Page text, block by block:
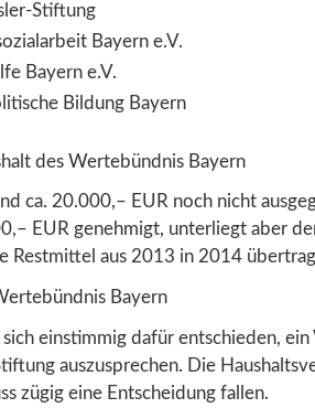
Stiftung
Bayern e.V.
Bayern e.V.
Bildung Bayern
des Wertebündnis Bayern
ca. 20.000,– EUR noch nicht
EUR genehmigt, unterliegt aber
Restmittel aus 2013 in 2014
Bayern
einstimmig dafür entschieden,
auszusprechen. Die
zügig eine Entscheidung fallen.